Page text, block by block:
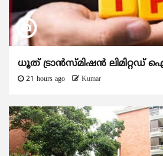
ധൂത് ട്രാൻസ്മിഷൻ ലിമിറ്റഡ്
21 hours ago Kumar